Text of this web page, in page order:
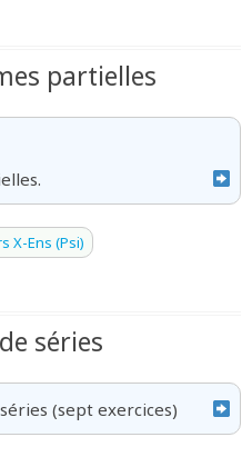
partielles
X-Ens (Psi)
séries
(sept exercices)